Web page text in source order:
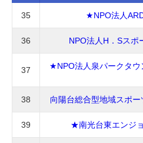
35 ★NPO法人
36 NPO法人H．Sスポ
37
★NPO法人泉パークタウ
38 向陽台総合型地域スポー
39 ★南光台東エンジ